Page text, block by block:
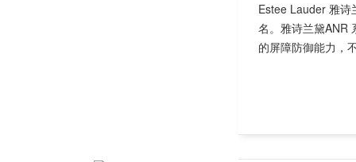
Estee Lauder 雅诗
名。雅诗兰黛ANR
的屏障防御能力，